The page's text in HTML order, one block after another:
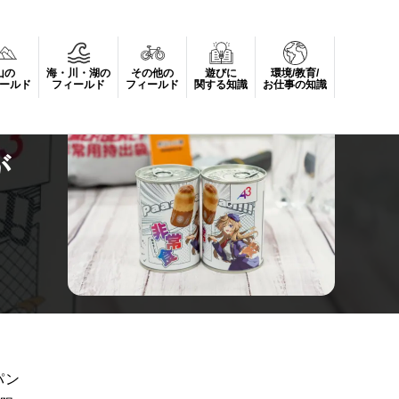
の
ルド
海・川・湖の
フィールド
その他の
フィールド
遊びに
関する知識
環境/教育/
お仕事の知識
ン